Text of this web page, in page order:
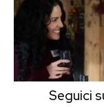
Seguici